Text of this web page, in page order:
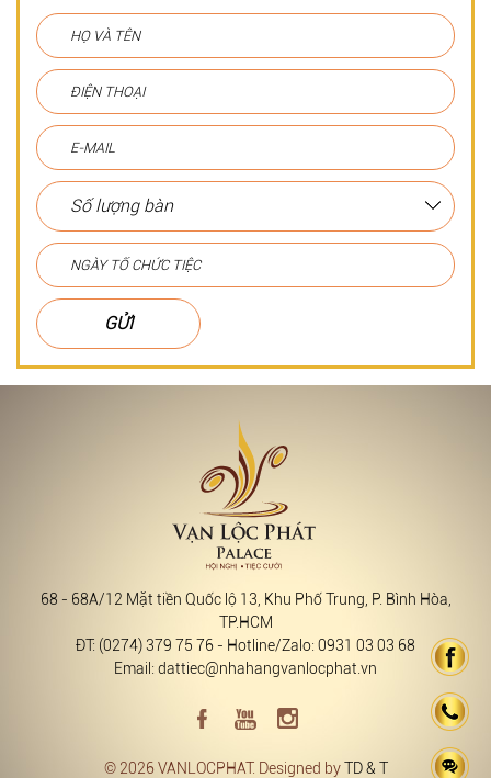
GỬI
68 - 68A/12 Mặt tiền Quốc lộ 13, Khu Phố Trung, P. Bình Hòa,
TP.HCM
ĐT: (0274) 379 75 76 - Hotline/Zalo: 0931 03 03 68
Email: dattiec@nhahangvanlocphat.vn
© 2026 VANLOCPHAT. Designed byTD & T